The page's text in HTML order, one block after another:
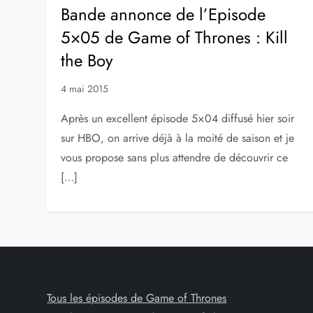
Bande annonce de l’Episode
5×05 de Game of Thrones : Kill
the Boy
4 mai 2015
Après un excellent épisode 5×04 diffusé hier soir
sur HBO, on arrive déjà à la moité de saison et je
vous propose sans plus attendre de découvrir ce
[…]
Tous les épisodes de Game of Thrones